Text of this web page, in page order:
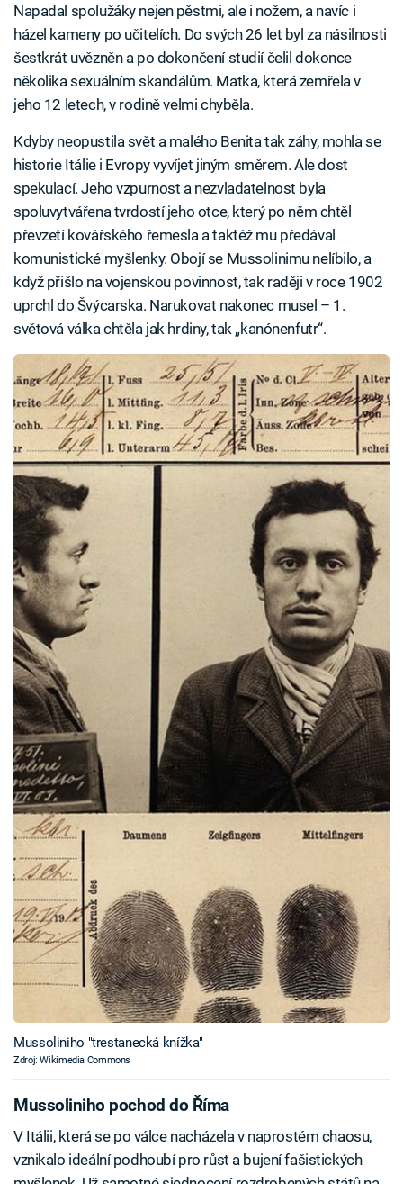
Napadal spolužáky nejen pěstmi, ale i nožem, a navíc i
házel kameny po učitelích. Do svých 26 let byl za násilnosti
šestkrát uvězněn a po dokončení studií čelil dokonce
několika sexuálním skandálům. Matka, která zemřela v
jeho 12 letech, v rodině velmi chyběla.
Kdyby neopustila svět a malého Benita tak záhy, mohla se
historie Itálie i Evropy vyvíjet jiným směrem. Ale dost
spekulací. Jeho vzpurnost a nezvladatelnost byla
spoluvytvářena tvrdostí jeho otce, který po něm chtěl
převzetí kovářského řemesla a taktéž mu předával
komunistické myšlenky. Obojí se Mussolinimu nelíbilo, a
když přišlo na vojenskou povinnost, tak raději v roce 1902
uprchl do Švýcarska. Narukovat nakonec musel – 1.
světová válka chtěla jak hrdiny, tak „kanónenfutr“.
Mussoliniho "trestanecká knížka"
Zdroj: Wikimedia Commons
Mussoliniho pochod do Říma
V Itálii, která se po válce nacházela v naprostém chaosu,
vznikalo ideální podhoubí pro růst a bujení fašistických